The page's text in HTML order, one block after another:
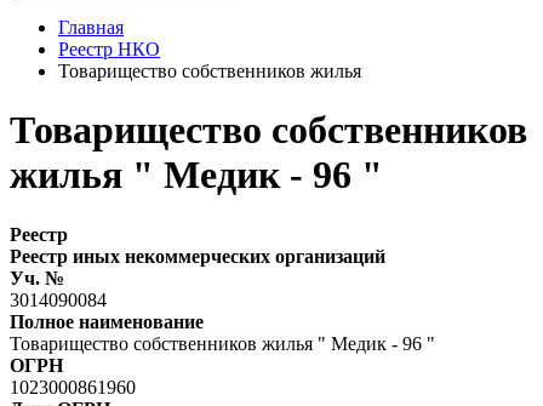
Главная
Реестр НКО
Товарищество собственников жилья
Товарищество собственников
жилья " Медик - 96 "
Реестр
Реестр иных некоммерческих организаций
Уч. №
3014090084
Полное наименование
Товарищество собственников жилья " Медик - 96 "
ОГРН
1023000861960